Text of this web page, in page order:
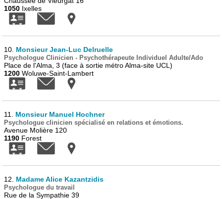
1050 Ixelles
10. Monsieur Jean-Luc Delruelle
Psychologue Clinicien - Psychothérapeute Individuel Adulte/Ado
Place de l'Alma, 3 (face à sortie métro Alma-site UCL)
1200 Woluwe-Saint-Lambert
11. Monsieur Manuel Hochner
Psychologue clinicien spécialisé en relations et émotions.
Avenue Molière 120
1190 Forest
12. Madame Alice Kazantzidis
Psychologue du travail
Rue de la Sympathie 39